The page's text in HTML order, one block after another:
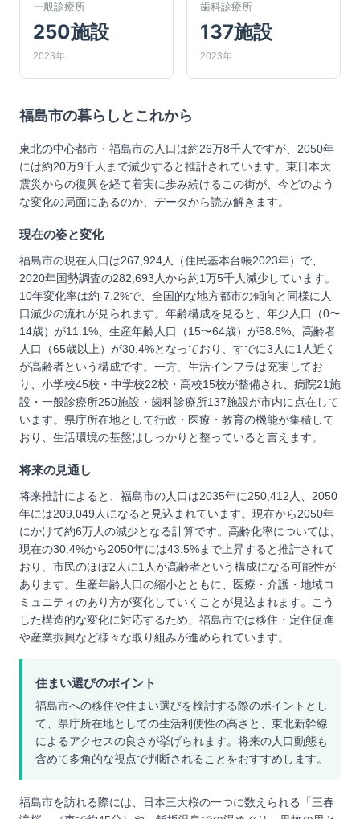
一般診療所
250施設
2023年
歯科診療所
137施設
2023年
福島市の暮らしとこれから
東北の中心都市・福島市の人口は約26万8千人ですが、2050年
には約20万9千人まで減少すると推計されています。東日本大
震災からの復興を経て着実に歩み続けるこの街が、今どのよう
な変化の局面にあるのか、データから読み解きます。
現在の姿と変化
福島市の現在人口は267,924人（住民基本台帳2023年）で、
2020年国勢調査の282,693人から約1万5千人減少しています。
10年変化率は約-7.2%で、全国的な地方都市の傾向と同様に人
口減少の流れが見られます。年齢構成を見ると、年少人口（0〜
14歳）が11.1%、生産年齢人口（15〜64歳）が58.6%、高齢者
人口（65歳以上）が30.4%となっており、すでに3人に1人近く
が高齢者という構成です。一方、生活インフラは充実してお
り、小学校45校・中学校22校・高校15校が整備され、病院21施
設・一般診療所250施設・歯科診療所137施設が市内に点在して
います。県庁所在地として行政・医療・教育の機能が集積して
おり、生活環境の基盤はしっかりと整っていると言えます。
将来の見通し
将来推計によると、福島市の人口は2035年に250,412人、2050
年には209,049人になると見込まれています。現在から2050年
にかけて約6万人の減少となる計算です。高齢化率については、
現在の30.4%から2050年には43.5%まで上昇すると推計されて
おり、市民のほぼ2人に1人が高齢者という構成になる可能性が
あります。生産年齢人口の縮小とともに、医療・介護・地域コ
ミュニティのあり方が変化していくことが見込まれます。こう
した構造的な変化に対応するため、福島市では移住・定住促進
や産業振興など様々な取り組みが進められています。
住まい選びのポイント
福島市への移住や住まい選びを検討する際のポイントとし
て、県庁所在地としての生活利便性の高さと、東北新幹線
によるアクセスの良さが挙げられます。将来の人口動態も
含めて多角的な視点で判断されることをおすすめします。
福島市を訪れる際には、日本三大桜の一つに数えられる「三春